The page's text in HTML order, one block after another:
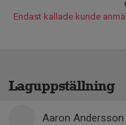
Endast kallade kunde
Laguppställning
Aaron Andersson